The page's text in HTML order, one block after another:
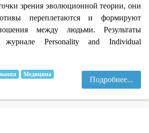
зрения эволюционной теории, они
переплетаются и формируют
между людьми. Результаты
Personality and Individual
Медицина
Подробнее...